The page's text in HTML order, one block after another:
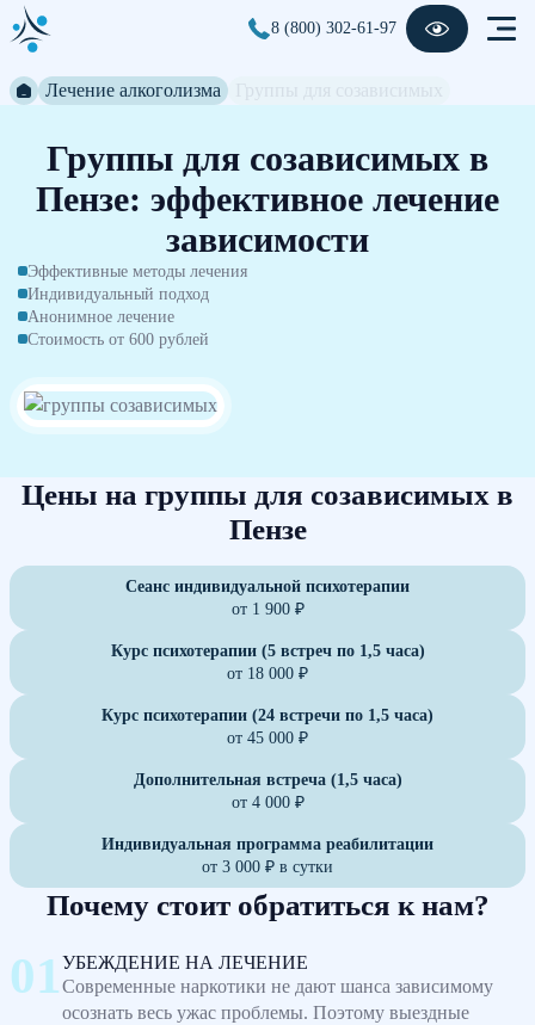
8 (800) 302-61-97
Лечение алкоголизма
Группы для созависимых в
Пензе: эффективное лечение
зависимости
Эффективные методы лечения
Индивидуальный подход
Анонимное лечение
Стоимость от 600 рублей
Цены на группы для созависимых в
Пензе
Сеанс индивидуальной психотерапии
от 1 900 ₽
Курс психотерапии (5 встреч по 1,5 часа)
от 18 000 ₽
Курс психотерапии (24 встречи по 1,5 часа)
от 45 000 ₽
Дополнительная встреча (1,5 часа)
от 4 000 ₽
Индивидуальная программа реабилитации
от 3 000 ₽ в сутки
Почему стоит обратиться к нам?
УБЕЖДЕНИЕ НА ЛЕЧЕНИЕ
Современные наркотики не дают шанса зависимому
осознать весь ужас проблемы. Поэтому выездные